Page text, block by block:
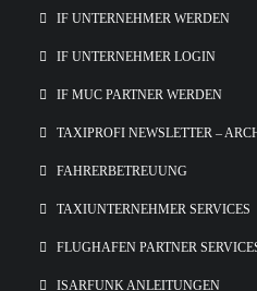
IF UNTERNEHMER WERDEN
IF UNTERNEHMER LOGIN
IF MUC PARTNER WERDEN
TAXIPROFI NEWSLETTER –
FAHRERBETREUUNG
TAXIUNTERNEHMER SERVICES
FLUGHAFEN PARTNER
ISARFUNK ANLEITUNGEN